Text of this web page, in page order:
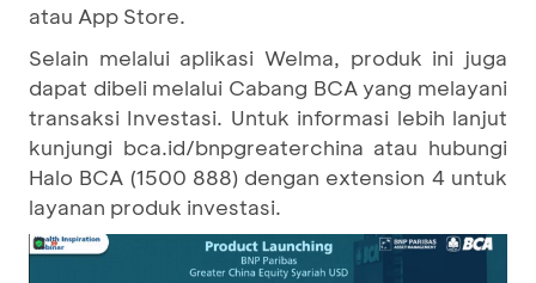
atau App Store.
Selain melalui aplikasi Welma, produk ini juga
dapat dibeli melalui Cabang BCA yang melayani
transaksi Investasi. Untuk informasi lebih lanjut
kunjungi bca.id/bnpgreaterchina atau hubungi
Halo BCA (1500 888) dengan extension 4 untuk
layanan produk investasi.